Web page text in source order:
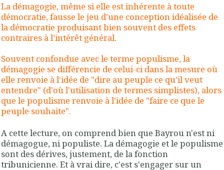
La démagogie, même si elle est inhérente à toute
démocratie, fausse le jeu d'une conception idéalisée de
la démocratie produisant bien souvent des effets
contraires à l’intérêt général.
Souvent confondue avec le terme populisme, la
démagogie se différencie de celui-ci dans la mesure où
elle renvoie à l'idée de "dire au peuple ce qu'il veut
entendre" (d'où l'utilisation de termes simplistes), alors
que le populisme renvoie à l'idée de "faire ce que le
peuple souhaite".
A cette lecture, on comprend bien que Bayrou n'est ni
démagogue, ni populiste. La démagogie et le populisme
sont des dérives, justement, de la fonction
tribunicienne. Et à vrai dire, c'est s'engager sur un